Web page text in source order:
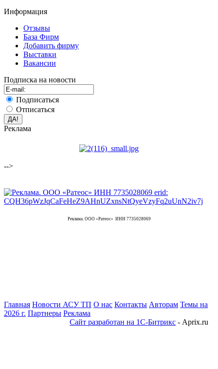
Информация
Отзывы
База Фирм
Добавить фирму
Выставки
Вакансии
Подписка на новости
Подписаться
Отписаться
Реклама
-->
Реклама. ООО «Ратеос» ИНН 7735028069
Главная Новости АСУ ТП О нас Контакты Авторам Темы на
2026 г. Партнеры Реклама
Сайт разработан на 1С-Битрикс - Aprix.ru